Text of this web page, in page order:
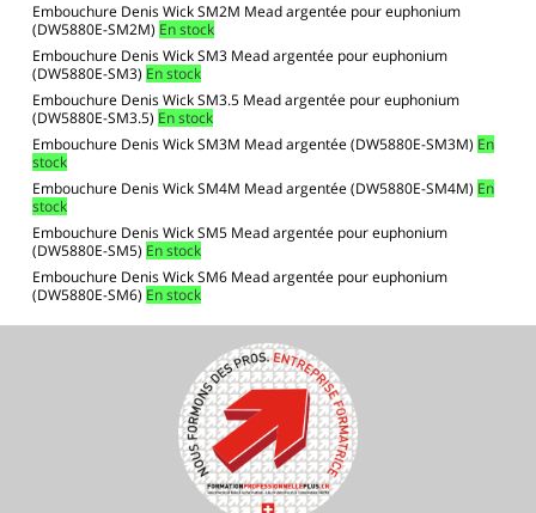
Embouchure Denis Wick SM2M Mead argentée pour euphonium
(DW5880E-SM2M) En stock
Embouchure Denis Wick SM3 Mead argentée pour euphonium
(DW5880E-SM3) En stock
Embouchure Denis Wick SM3.5 Mead argentée pour euphonium
(DW5880E-SM3.5) En stock
Embouchure Denis Wick SM3M Mead argentée (DW5880E-SM3M) En
stock
Embouchure Denis Wick SM4M Mead argentée (DW5880E-SM4M) En
stock
Embouchure Denis Wick SM5 Mead argentée pour euphonium
(DW5880E-SM5) En stock
Embouchure Denis Wick SM6 Mead argentée pour euphonium
(DW5880E-SM6) En stock